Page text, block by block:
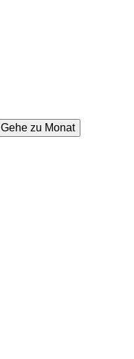
Gehe zu Monat